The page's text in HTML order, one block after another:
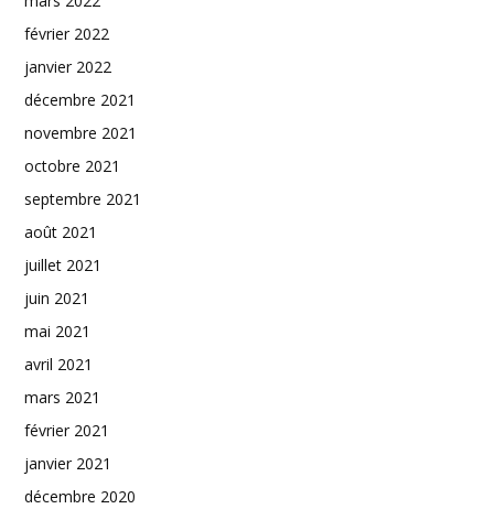
février 2022
janvier 2022
décembre 2021
novembre 2021
octobre 2021
septembre 2021
août 2021
juillet 2021
juin 2021
mai 2021
avril 2021
mars 2021
février 2021
janvier 2021
décembre 2020